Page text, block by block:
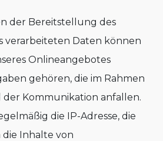
der Bereitstellung des
verarbeiteten Daten können
Onlineangebotes
gehören, die im Rahmen
Kommunikation anfallen.
die IP-Adresse, die
Inhalte von